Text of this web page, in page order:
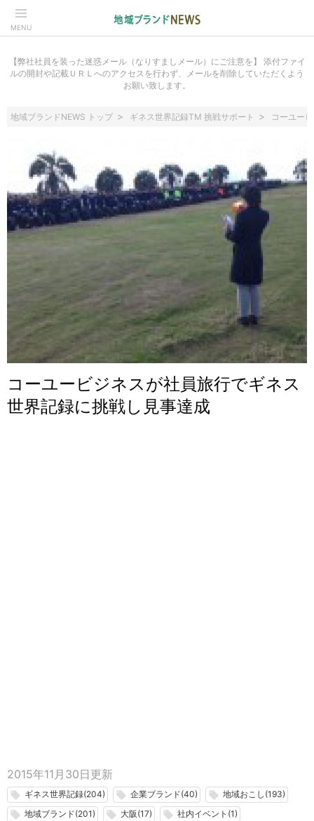
MENU
【弊社社員を装った迷惑メール（なりすましメール）にご注意を】 添付ファイ
ルの開封や記載ＵＲＬへのアクセスを行わず、メールを削除していただくよう
お願い致します。
地域ブランドNEWS トップ ギネス世界記録TM 挑戦サポート コーユー
コーユービジネスが社員旅行でギネス
世界記録に挑戦し見事達成
2015年11月30日 更新
local_offer ギネス世界記録(204) local_offer 企業ブランド(40) local_offer 地域おこし(193)
local_offer 地域ブランド(201) local_offer 大阪(17) local_offer 社内イベント(1)